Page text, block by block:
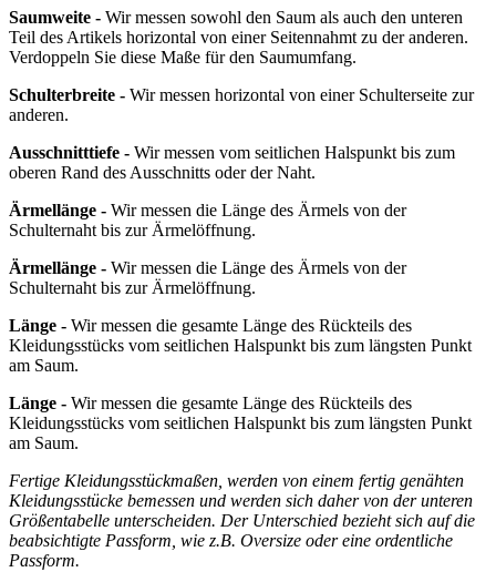
Saumweite - Wir messen sowohl den Saum als auch den unteren
Teil des Artikels horizontal von einer Seitennahmt zu der anderen.
Verdoppeln Sie diese Maße für den Saumumfang.
Schulterbreite - Wir messen horizontal von einer Schulterseite zur
anderen.
Ausschnitttiefe - Wir messen vom seitlichen Halspunkt bis zum
oberen Rand des Ausschnitts oder der Naht.
Ärmellänge - Wir messen die Länge des Ärmels von der
Schulternaht bis zur Ärmelöffnung.
Ärmellänge - Wir messen die Länge des Ärmels von der
Schulternaht bis zur Ärmelöffnung.
Länge - Wir messen die gesamte Länge des Rückteils des
Kleidungsstücks vom seitlichen Halspunkt bis zum längsten Punkt
am Saum.
Länge - Wir messen die gesamte Länge des Rückteils des
Kleidungsstücks vom seitlichen Halspunkt bis zum längsten Punkt
am Saum.
Fertige Kleidungsstückmaßen, werden von einem fertig genähten
Kleidungsstücke bemessen und werden sich daher von der unteren
Größentabelle unterscheiden. Der Unterschied bezieht sich auf die
beabsichtigte Passform, wie z.B. Oversize oder eine ordentliche
Passform.